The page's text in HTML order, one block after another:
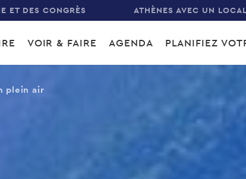
ET DES CONGRÈS ATHÈNES AVEC UN LOCAL
VOIR & FAIRE AGENDA PLANIFIEZ
plein air